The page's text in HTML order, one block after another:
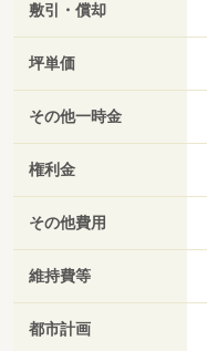
敷引・償却
坪単価
その他一時金
権利金
その他費用
維持費等
都市計画